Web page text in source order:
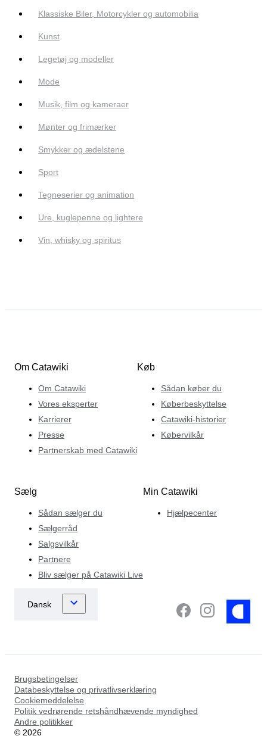
Klassiske Biler, Motorcykler og automobilia
Kunst
Legetøj og modeller
Mode
Musik, film og kameraer
Mønter og frimærker
Smykker og ædelstene
Sport
Tegneserier og animation
Ure, kuglepenne og lightere
Vin, whisky og spiritus
Om Catawiki
Om Catawiki
Vores eksperter
Karrierer
Presse
Partnerskab med Catawiki
Køb
Sådan køber du
Køberbeskyttelse
Catawiki-historier
Købervilkår
Sælg
Sådan sælger du
Sælgerråd
Salgsvilkår
Partnere
Bliv sælger på Catawiki Live
Min Catawiki
Hjælpecenter
Brugsbetingelser
Databeskyttelse og privatlivserklæring
Cookiemeddelelse
Politik vedrørende retshåndhævende myndighed
Andre politikker
© 2026